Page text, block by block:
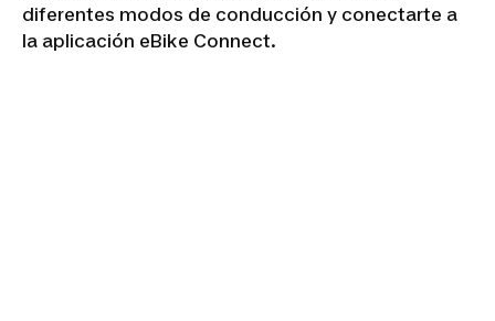
diferentes modos de conducción y conectarte a
la aplicación eBike Connect.